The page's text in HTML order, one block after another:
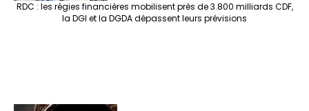
RDC : les régies financières mobilisent près de 3.800 milliards CDF,
la DGI et la DGDA dépassent leurs prévisions